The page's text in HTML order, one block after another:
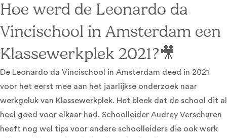
Hoe werd de Leonardo da
Vincischool in Amsterdam een
Klassewerkplek 2021?🎥
De Leonardo da Vincischool in Amsterdam deed in 2021
voor het eerst mee aan het jaarlijkse onderzoek naar
werkgeluk van Klassewerkplek. Het bleek dat de school dit al
heel goed voor elkaar had. Schoolleider Audrey Verschuren
heeft nog wel tips voor andere schoolleiders die ook werk